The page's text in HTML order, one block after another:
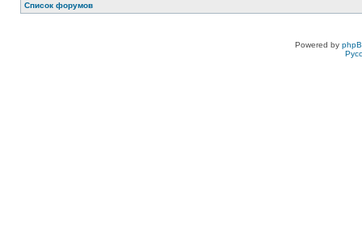
Список форумов
Powered by